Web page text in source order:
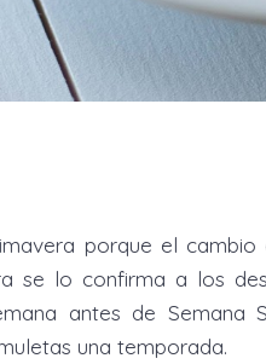
porque el
se lo confirma a los
antes de
una temporada.